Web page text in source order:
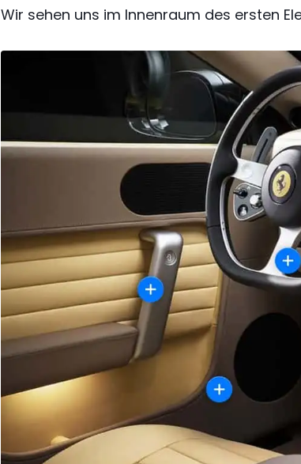
Wir sehen uns im Innenraum des ersten